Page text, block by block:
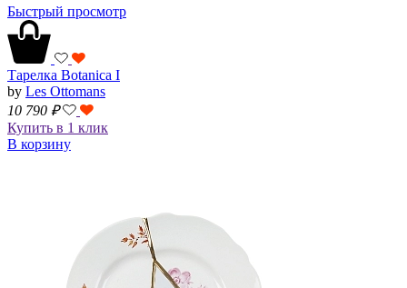
Быстрый просмотр
Тарелка Botanica I
by Les Ottomans
10 790 ₽
Купить в 1 клик
В корзину